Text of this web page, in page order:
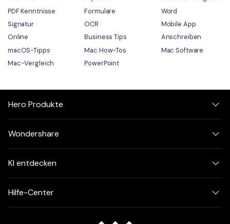
PDF Kenntnisse
Formulare
Word
Signatur
OCR
Mobile App
Online
Business Tips
Anschreiben
macOS-Tipps
Mac How-Tos
Mac Software
Mac-Vergleich
PowerPoint
Hero Produkte
Wondershare
KI entdecken
Hilfe-Center